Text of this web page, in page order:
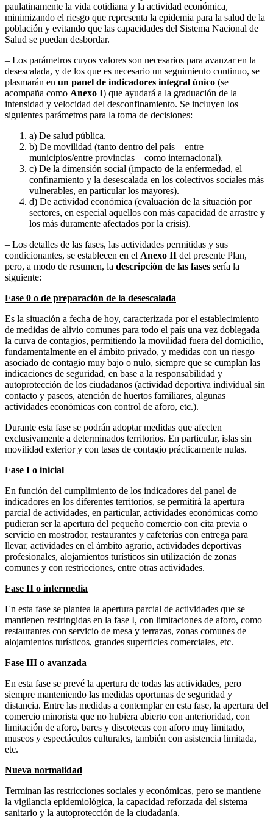
paulatinamente la vida cotidiana y la actividad económica,
minimizando el riesgo que representa la epidemia para la salud de la
población y evitando que las capacidades del Sistema Nacional de
Salud se puedan desbordar.
– Los parámetros cuyos valores son necesarios para avanzar en la
desescalada, y de los que es necesario un seguimiento continuo, se
plasmarán en un panel de indicadores integral único (se
acompaña como Anexo I) que ayudará a la graduación de la
intensidad y velocidad del desconfinamiento. Se incluyen los
siguientes parámetros para la toma de decisiones:
a) De salud pública.
b) De movilidad (tanto dentro del país – entre
municipios/entre provincias – como internacional).
c) De la dimensión social (impacto de la enfermedad, el
confinamiento y la desescalada en los colectivos sociales más
vulnerables, en particular los mayores).
d) De actividad económica (evaluación de la situación por
sectores, en especial aquellos con más capacidad de arrastre y
los más duramente afectados por la crisis).
– Los detalles de las fases, las actividades permitidas y sus
condicionantes, se establecen en el Anexo II del presente Plan,
pero, a modo de resumen, la descripción de las fases sería la
siguiente:
Fase 0 o de preparación de la desescalada
Es la situación a fecha de hoy, caracterizada por el establecimiento
de medidas de alivio comunes para todo el país una vez doblegada
la curva de contagios, permitiendo la movilidad fuera del domicilio,
fundamentalmente en el ámbito privado, y medidas con un riesgo
asociado de contagio muy bajo o nulo, siempre que se cumplan las
indicaciones de seguridad, en base a la responsabilidad y
autoprotección de los ciudadanos (actividad deportiva individual sin
contacto y paseos, atención de huertos familiares, algunas
actividades económicas con control de aforo, etc.).
Durante esta fase se podrán adoptar medidas que afecten
exclusivamente a determinados territorios. En particular, islas sin
movilidad exterior y con tasas de contagio prácticamente nulas.
Fase I o inicial
En función del cumplimiento de los indicadores del panel de
indicadores en los diferentes territorios, se permitirá la apertura
parcial de actividades, en particular, actividades económicas como
pudieran ser la apertura del pequeño comercio con cita previa o
servicio en mostrador, restaurantes y cafeterías con entrega para
llevar, actividades en el ámbito agrario, actividades deportivas
profesionales, alojamientos turísticos sin utilización de zonas
comunes y con restricciones, entre otras actividades.
Fase II o intermedia
En esta fase se plantea la apertura parcial de actividades que se
mantienen restringidas en la fase I, con limitaciones de aforo, como
restaurantes con servicio de mesa y terrazas, zonas comunes de
alojamientos turísticos, grandes superficies comerciales, etc.
Fase III o avanzada
En esta fase se prevé la apertura de todas las actividades, pero
siempre manteniendo las medidas oportunas de seguridad y
distancia. Entre las medidas a contemplar en esta fase, la apertura del
comercio minorista que no hubiera abierto con anterioridad, con
limitación de aforo, bares y discotecas con aforo muy limitado,
museos y espectáculos culturales, también con asistencia limitada,
etc.
Nueva normalidad
Terminan las restricciones sociales y económicas, pero se mantiene
la vigilancia epidemiológica, la capacidad reforzada del sistema
sanitario y la autoprotección de la ciudadanía.